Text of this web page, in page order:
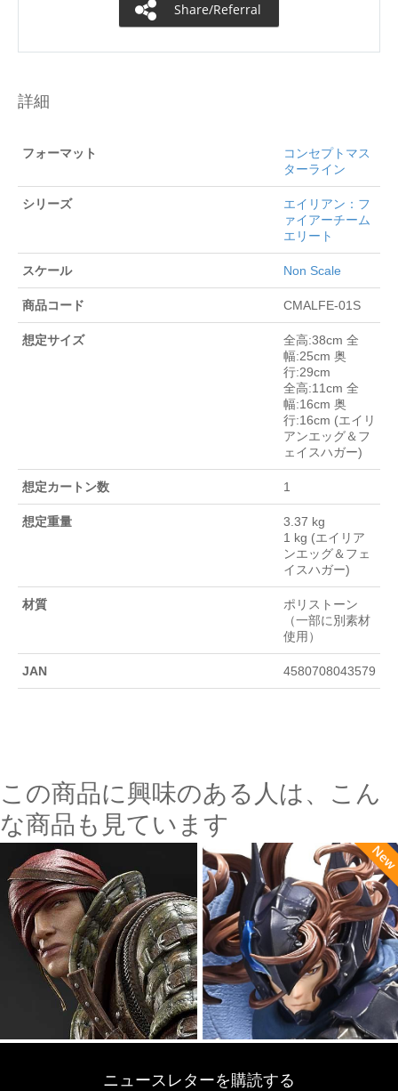
Share/Referral
詳細
フォーマット
コンセプトマス
ターライン
シリーズ
エイリアン：フ
ァイアーチーム
エリート
スケール Non Scale
商品コード CMALFE-01S
想定サイズ
全高:38cm 全
幅:25cm 奥
行:29cm
全高:11cm 全
幅:16cm 奥
行:16cm (エイリ
アンエッグ＆フ
ェイスハガー)
想定カートン数 1
想定重量
3.37 kg
1 kg (エイリア
ンエッグ＆フェ
イスハガー)
材質
ポリストーン
（一部に別素材
使用）
JAN 4580708043579
この商品に興味のある人は、こん
な商品も見ています
ニュースレターを購読する